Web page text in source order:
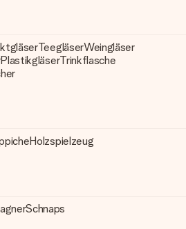
TeegläserWeingläser
PlastikgläserTrinkflasche
Holzspielzeug
Schnaps